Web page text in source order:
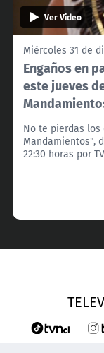
Ver Video
Miércoles 31 de
Engaños en
este jueves
No te pierdas
Mandamientos",
22:30 horas por